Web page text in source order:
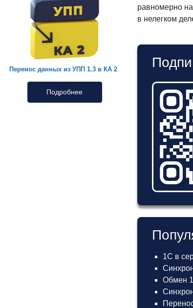
Перенос данных из УПП 1.3 в КА 2
Подробнее
равномерно
в нелегком
1С в
Обмен